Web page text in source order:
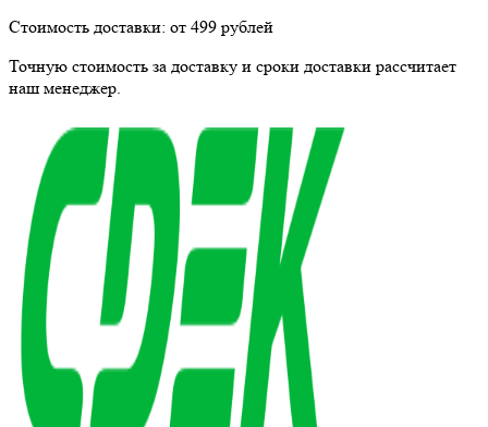
Стоимость доставки: от 499 рублей
Точную стоимость за доставку и сроки доставки рассчитает
наш менеджер.